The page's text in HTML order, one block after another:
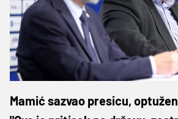
Mamić sazvao presicu,